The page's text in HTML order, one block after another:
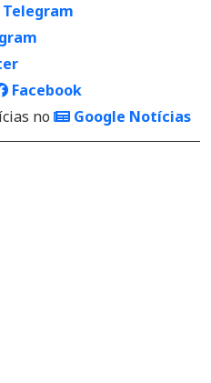
Telegram
Facebook
no
Google Notícias